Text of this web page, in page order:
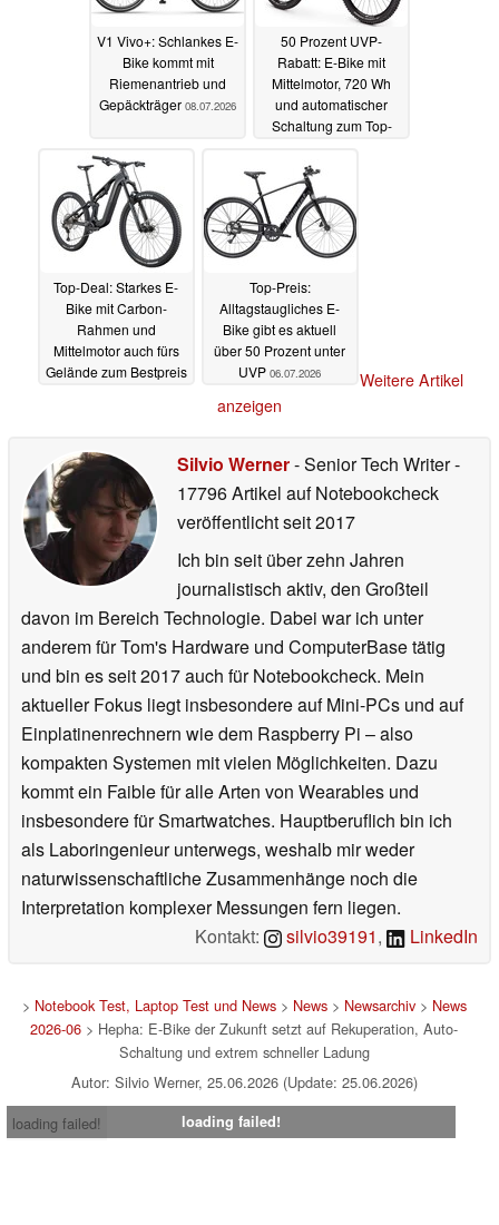
V1 Vivo+: Schlankes E-
Bike kommt mit
Riemenantrieb und
Gepäckträger 08.07.2026
50 Prozent UVP-
Rabatt: E-Bike mit
Mittelmotor, 720 Wh
und automatischer
Schaltung zum Top-
Top-Deal: Starkes E-
Bike mit Carbon-
Rahmen und
Mittelmotor auch fürs
Gelände zum Bestpreis
Top-Preis:
Alltagstaugliches E-
Bike gibt es aktuell
über 50 Prozent unter
UVP 06.07.2026
Weitere Artikel
anzeigen
Silvio Werner- Senior Tech Writer-
17796 Artikel auf Notebookcheck
veröffentlichtseit 2017
Ich bin seit über zehn Jahren
journalistisch aktiv, den Großteil
davon im Bereich Technologie. Dabei war ich unter
anderem für Tom's Hardware und ComputerBase tätig
und bin es seit 2017 auch für Notebookcheck. Mein
aktueller Fokus liegt insbesondere auf Mini-PCs und auf
Einplatinenrechnern wie dem Raspberry Pi – also
kompakten Systemen mit vielen Möglichkeiten. Dazu
kommt ein Faible für alle Arten von Wearables und
insbesondere für Smartwatches. Hauptberuflich bin ich
als Laboringenieur unterwegs, weshalb mir weder
naturwissenschaftliche Zusammenhänge noch die
Interpretation komplexer Messungen fern liegen.
Kontakt:
silvio39191, LinkedIn
> Notebook Test, Laptop Test und News> News> Newsarchiv> News
2026-06 > Hepha: E-Bike der Zukunft setzt auf Rekuperation, Auto-
Schaltung und extrem schneller Ladung
Autor: Silvio Werner, 25.06.2026 (Update: 25.06.2026)
loading failed!
loading failed!